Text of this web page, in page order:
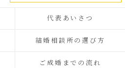
代表あいさつ
結婚相談所の選び方
ご成婚までの流れ